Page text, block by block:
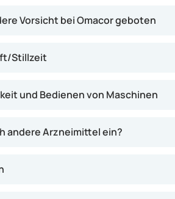
Vorsicht bei Omacor geboten
Stillzeit
und Bedienen von Maschinen
andere Arzneimittel ein?